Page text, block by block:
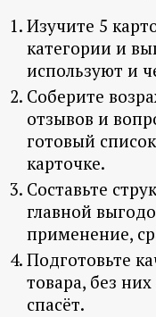
Изучите 5
категории и
используют и
Соберите
отзывов и
готовый
карточке.
Составьте
главной
применение,
Подготовьте
товара, без
спасёт.